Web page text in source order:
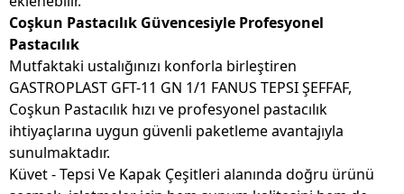
Coşkun Pastacılık Güvencesiyle Profesyonel
Pastacılık
Mutfaktaki ustalığınızı konforla birleştiren
GASTROPLAST GFT-11 GN 1/1 FANUS TEPSI ŞEFFAF,
Coşkun Pastacılık hızı ve profesyonel pastacılık
ihtiyaçlarına uygun güvenli paketleme avantajıyla
sunulmaktadır.
Küvet - Tepsi Ve Kapak Çeşitleri alanında doğru ürünü